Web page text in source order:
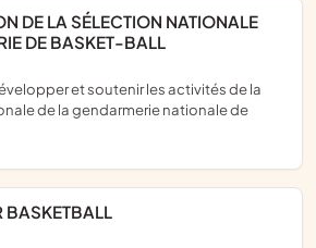
DE BASKET-BALL
de la gendarmerie nationale de
BASKETBALL